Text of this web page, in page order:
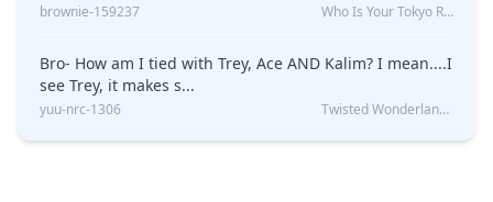
brownie-159237 Who Is Your Tokyo Revengers Boyfriend?
Bro- How am I tied with Trey, Ace AND Kalim? I mean....I
see Trey, it makes s...
yuu-nrc-1306 Twisted Wonderland Kin Quiz